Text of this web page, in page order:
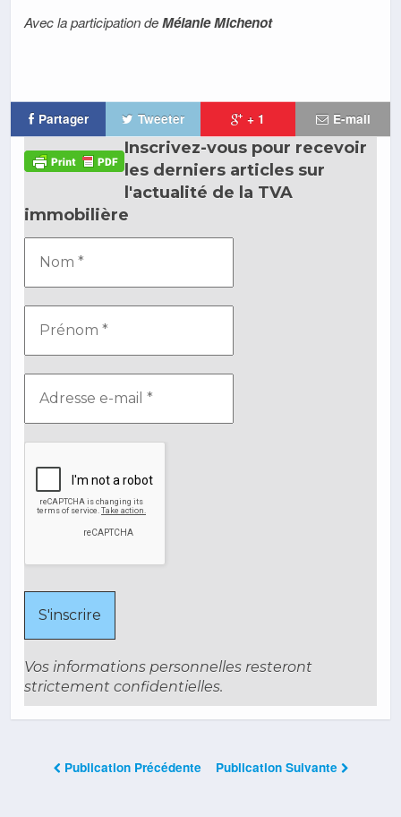
Avec la participation deMélanie Michenot
Partager Tweeter + 1 E-mail
Inscrivez-vous pour recevoir
les derniers articles sur
l'actualité de la TVA
immobilière
Vos informations personnelles resteront
strictement confidentielles.
Publication Précédente Publication Suivante